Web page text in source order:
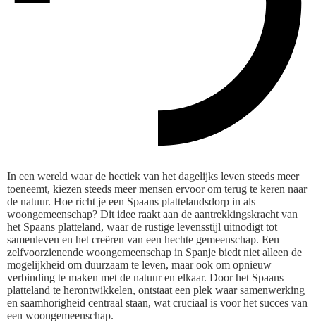
In een wereld waar de hectiek van het dagelijks leven steeds meer
toeneemt, kiezen steeds meer mensen ervoor om terug te keren naar
de natuur. Hoe richt je een Spaans plattelandsdorp in als
woongemeenschap? Dit idee raakt aan de aantrekkingskracht van
het Spaans platteland, waar de rustige levensstijl uitnodigt tot
samenleven en het creëren van een hechte gemeenschap. Een
zelfvoorzienende woongemeenschap in Spanje biedt niet alleen de
mogelijkheid om duurzaam te leven, maar ook om opnieuw
verbinding te maken met de natuur en elkaar. Door het Spaans
platteland te herontwikkelen, ontstaat een plek waar samenwerking
en saamhorigheid centraal staan, wat cruciaal is voor het succes van
een woongemeenschap.